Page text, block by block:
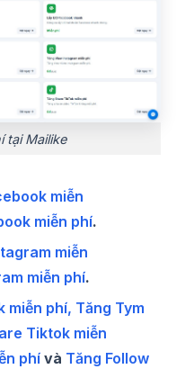
tại Mailike
miễn
miễn phí.
miễn
miễn phí.
miễn phí, Tăng Tym
Tiktok miễn
phívà Tăng Follow